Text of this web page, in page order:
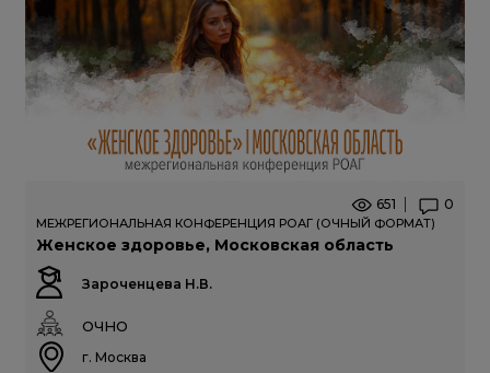
651 0
МЕЖРЕГИОНАЛЬНАЯ КОНФЕРЕНЦИЯ РОАГ (ОЧНЫЙ ФОРМАТ)
Женское здоровье, Московская область
Зароченцева Н.В.
ОЧНО
г. Москва